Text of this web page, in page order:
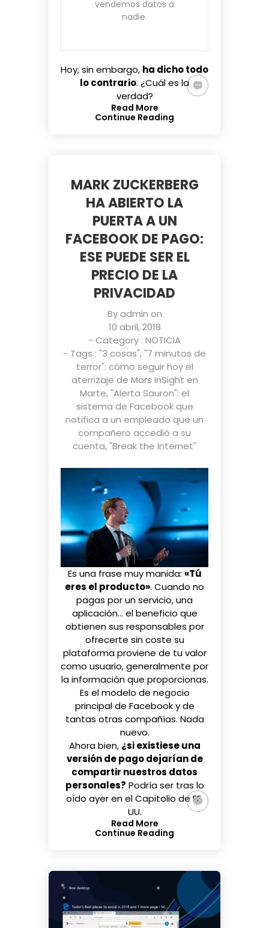
vendemos datos a
nadie.
Hoy, sin embargo, ha dicho todo
lo contrario. ¿Cuál es la
verdad?
Read More
Continue Reading
MARK ZUCKERBERG
HA ABIERTO LA
PUERTA A UN
FACEBOOK DE PAGO:
ESE PUEDE SER EL
PRECIO DE LA
PRIVACIDAD
Byadmin on
10 abril, 2018
- Category : NOTICIA
- Tags : "3 cosas","7 minutos de
terror": cómo seguir hoy el
aterrizaje de Mars InSight en
Marte,"Alerta Sauron": el
sistema de Facebook que
notifica a un empleado que un
compañero accedió a su
cuenta,"Break the Internet"
Es una frase muy manida: «Tú
eres el producto». Cuando no
pagas por un servicio, una
aplicación… el beneficio que
obtienen sus responsables por
ofrecerte sin coste su
plataforma proviene de tu valor
como usuario, generalmente por
la información que proporcionas.
Es el modelo de negocio
principal de Facebook y de
tantas otras compañías. Nada
nuevo.
Ahora bien, ¿si existiese una
versión de pago dejarían de
compartir nuestros datos
personales? Podría ser tras lo
oído ayer en el Capitolio de EE.
UU.
Read More
Continue Reading